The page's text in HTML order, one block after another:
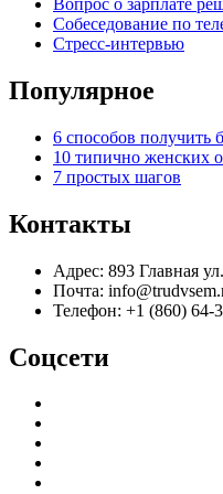
Вопрос о зарплате
Собеседование по
Стресс-интервью
Популярное
6 способов получить
10 типично женских
7 простых шагов
Контакты
Адрес: 893 Главная
Почта:
Телефон: +1 (860) 64-
Соцсети